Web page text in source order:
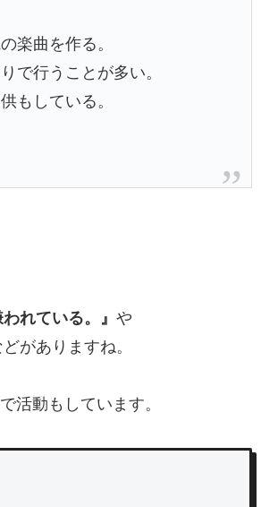
楽曲を作る。
で行うことが多い。
もしている。
われている。』 や
どがありますね。
活動もしています。